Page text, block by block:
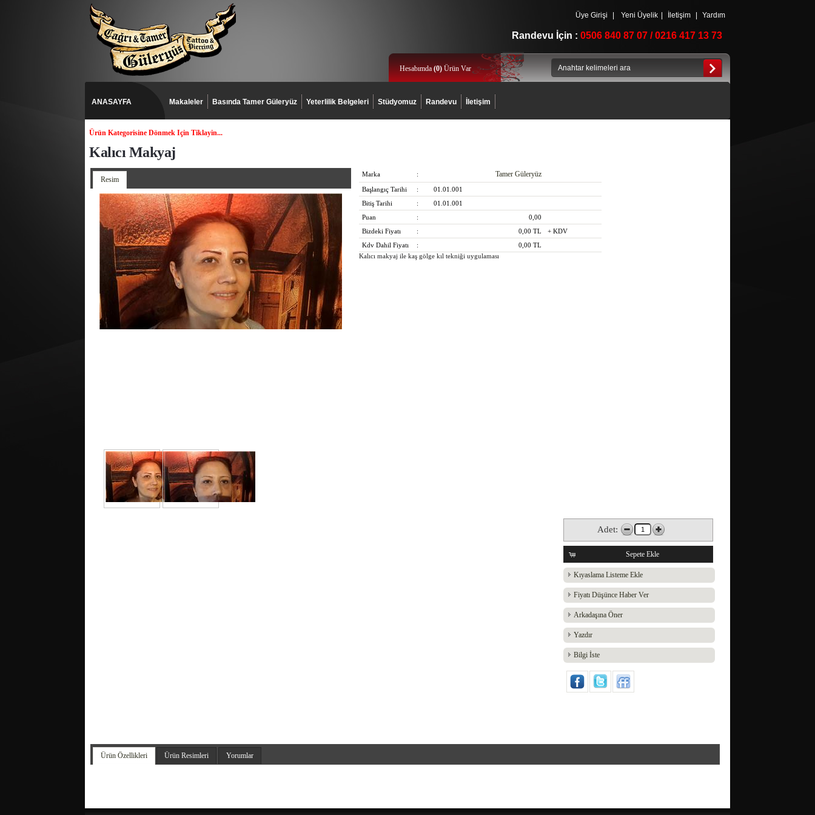
Üye Girişi Yeni Üyelik İletişim Yardım
Randevu İçin : 0506 840 87 07 / 0216 417 13 73
Hesabımda(0) Ürün Var
ANASAYFA Makaleler Basında Tamer Güleryüz Yeterlilik Belgeleri Stüdyomuz Randevu İletişim
Ürün Kategorisine Dönmek Için Tiklayin...
Kalıcı Makyaj
Resim
Marka : Tamer Güleryüz
Başlangıç Tarihi :
01.01.001
Bitiş Tarihi
:
01.01.001
Puan
:
0,00
Bizdeki Fiyatı
: 0,00 TL
+ KDV
Kdv Dahil Fiyatı
: 0,00 TL
Kalıcı makyaj ile kaş gölge kıl tekniği uygulaması
Adet:
Sepete Ekle
Kıyaslama Listeme Ekle
Fiyatı Düşünce Haber Ver
Arkadaşına Öner
Yazdır
Bilgi İste
Ürün Özellikleri Ürün Resimleri Yorumlar